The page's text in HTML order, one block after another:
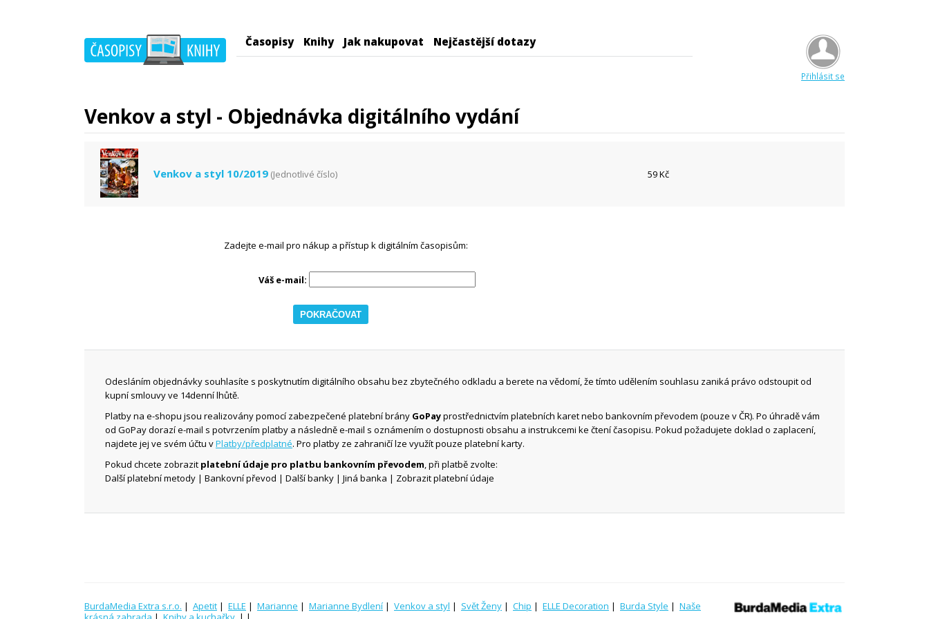
Časopisy Knihy Jak nakupovat Nejčastější dotazy
Přihlásit se
Venkov a styl - Objednávka digitálního vydání
Venkov a styl 10/2019 (Jednotlivé číslo) 59 Kč
Zadejte e-mail pro nákup a přístup k digitálním časopisům:
Váš e-mail:
Odesláním objednávky souhlasíte s poskytnutím digitálního obsahu bez zbytečného odkladu a berete na vědomí, že tímto udělením souhlasu zaniká právo odstoupit od
kupní smlouvy ve 14denní lhůtě.
Platby na e-shopu jsou realizovány pomocí zabezpečené platební brány GoPayprostřednictvím platebních karet nebo bankovním převodem (pouze v ČR). Po úhradě vám
od GoPay dorazí e-mail s potvrzením platby a následně e-mail s oznámením o dostupnosti obsahu a instrukcemi ke čtení časopisu. Pokud požadujete doklad o zaplacení,
najdete jej ve svém účtu vPlatby/předplatné. Pro platby ze zahraničí lze využít pouze platební karty.
Pokud chcete zobrazit platební údaje pro platbu bankovním převodem, při platbě zvolte:
Další platební metody | Bankovní převod | Další banky | Jiná banka | Zobrazit platební údaje
BurdaMedia Extra s.r.o. | Apetit | ELLE | Marianne | Marianne Bydlení | Venkov a styl | Svět Ženy | Chip | ELLE Decoration | Burda Style | Naše